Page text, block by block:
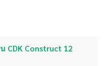
CDK Construct 12